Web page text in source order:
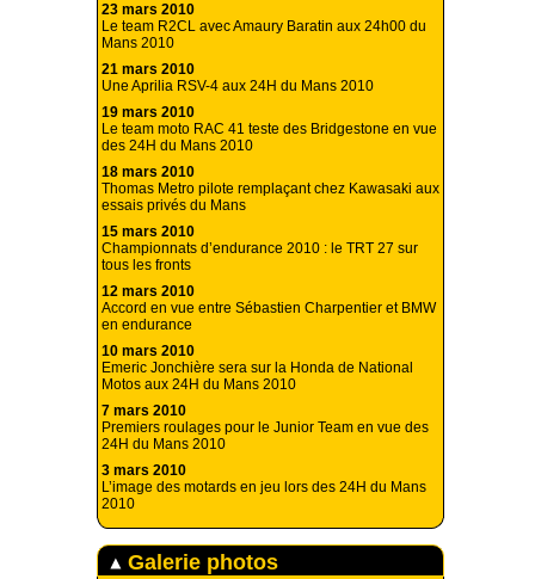
23 mars 2010
Le team R2CL avec Amaury Baratin aux 24h00 du
Mans 2010
21 mars 2010
Une Aprilia RSV-4 aux 24H du Mans 2010
19 mars 2010
Le team moto RAC 41 teste des Bridgestone en vue
des 24H du Mans 2010
18 mars 2010
Thomas Metro pilote remplaçant chez Kawasaki aux
essais privés du Mans
15 mars 2010
Championnats d’endurance 2010 : le TRT 27 sur
tous les fronts
12 mars 2010
Accord en vue entre Sébastien Charpentier et BMW
en endurance
10 mars 2010
Emeric Jonchière sera sur la Honda de National
Motos aux 24H du Mans 2010
7 mars 2010
Premiers roulages pour le Junior Team en vue des
24H du Mans 2010
3 mars 2010
L’image des motards en jeu lors des 24H du Mans
2010
Galerie photos